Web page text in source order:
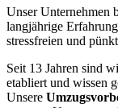
Unser Unternehmen
langjährige
stressfreien und
Seit 13 Jahren sind
etabliert und wissen
Unsere